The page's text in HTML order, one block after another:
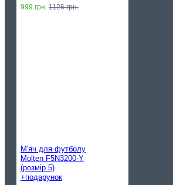
999 грн. 1126 грн.
М'яч для футболу
Molten F5N3200-Y
(розмір 5)
+подарунок